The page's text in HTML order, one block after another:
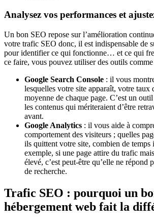
Analysez vos performances et
Un bon SEO repose sur l’amélioration
votre trafic SEO donc, il est indispensable de
pour identifier ce qui fonctionne… et ce qui
ce faire, vous pouvez utiliser des outils comme
Google Search Console : il vous
lesquelles votre site apparaît, votre taux
moyenne de chaque page. C’est un
les contenus qui mériteraient d’être
avant.
Google Analytics : il vous aide à
comportement des visiteurs ; quelles
ils quittent votre site, combien de temps
exemple, si une page attire du trafic
élevé, c’est peut-être qu’elle ne répond
de recherche.
Trafic SEO : pourquoi un
hébergement web fait la